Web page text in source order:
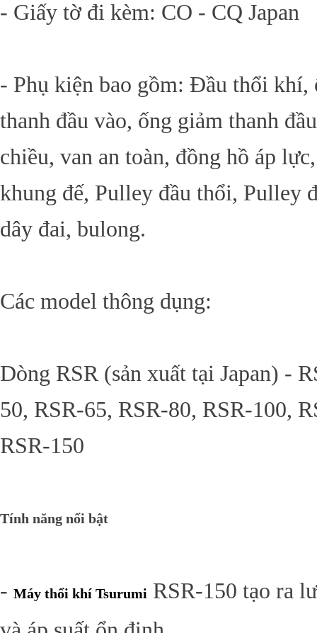
- Giấy tờ đi kèm: CO - CQ Japan
- Phụ kiện bao gồm: Đầu thổi khí,
thanh đầu vào, ống giảm thanh
chiều, van an toàn, đồng hồ áp
khung đế, Pulley đầu thổi, Pulley
dây đai, bulong.
Các model thông dụng:
Dòng RSR (sản xuất tại Japan) -
50, RSR-65, RSR-80, RSR-100,
RSR-150
Tính năng nổi bật
- Máy thổi khí Tsurumi RSR-150 tạo ra